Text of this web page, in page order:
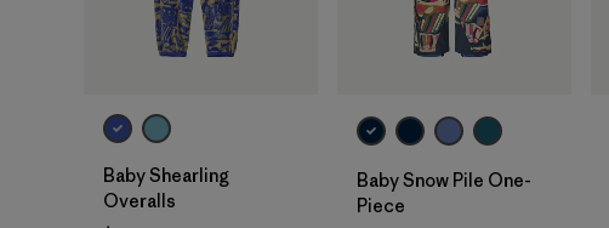
Baby Shearling
Overalls
Baby Snow Pile One-
Piece